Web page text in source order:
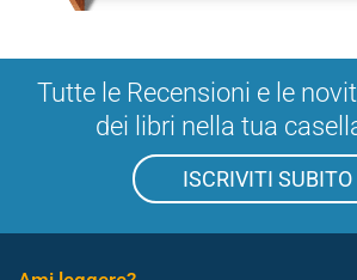
Tutte le Recensioni e le
dei libri nella tua
ISCRIVITI SUBITO